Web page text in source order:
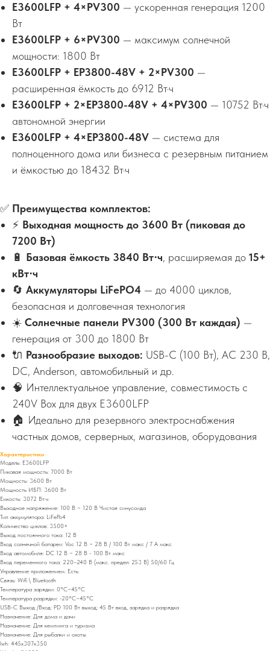
E3600LFP + 4×PV300 — ускоренная генерация 1200
Вт
E3600LFP + 6×PV300 — максимум солнечной
мощности: 1800 Вт
E3600LFP + EP3800-48V + 2×PV300 —
расширенная ёмкость до 6912 Вт·ч
E3600LFP + 2×EP3800-48V + 4×PV300 — 10752 Вт·ч
автономной энергии
E3600LFP + 4×EP3800-48V — система для
полноценного дома или бизнеса с резервным питанием
и ёмкостью до 18432 Вт·ч
✅ Преимущества комплектов:
⚡ Выходная мощность до 3600 Вт (пиковая до
7200 Вт)
🔋 Базовая ёмкость 3840 Вт⋅ч, расширяемая до 15+
кВт⋅ч
🔄 Аккумуляторы LiFePO4 — до 4000 циклов,
безопасная и долговечная технология
☀️ Солнечные панели PV300 (300 Вт каждая) —
генерация от 300 до 1800 Вт
🔌 Разнообразие выходов: USB-C (100 Вт), AC 230 В,
DC, Anderson, автомобильный и др.
🧠 Интеллектуальное управление, совместимость с
240V Box для двух E3600LFP
🏠 Идеально для резервного электроснабжения
частных домов, серверных, магазинов, оборудования
Характеристики
Модель: E3600LFP
Пиковая мощность: 7000 Вт
Мощность: 3600 Вт
Мощность ИБП: 3600 Вт
Емкость: 3072 Вт·ч
Выходное напряжение: 100 В ~ 120 В Чистая синусоида
Тип аккумулятора: LiFePo4
Количество циклов: 3500+
Выход постоянного тока: 12 В
Вход солнечной батареи: Voc 12 В ~ 28 В / 100 Вт макс / 7 А макс
Вход автомобиля: DC 12 В ~ 28 В - 100 Вт макс
Вход переменного тока: 220–240 В (макс. предел: 253 В) 50/60 Гц
Управление приложением: Есть
Связь: Wifi \ Bluetooth
Температура зарядки: 0°C~45°C
Температура разрядки: -20°C~45°C
USB-C Выход /Вход: PD 100 Вт выход; 45 Вт вход, зарядка и разрядка
Назначение: Для дома и дачи
Назначение: Для кемпинга и туризма
Назначение: Для рыбалки и охоты
lwh: 445x307x350